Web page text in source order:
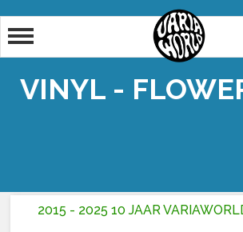
VINYL -
2015 - 2025 10 JAAR